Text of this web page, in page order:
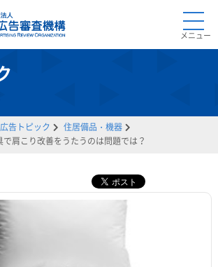
メニュー
広告トピック
住居備品・機器
肩こり改善をうたうのは問題では？